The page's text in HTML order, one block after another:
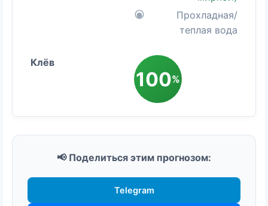
Прохладная/
теплая вода
100%
📢 Поделиться этим прогнозом:
Telegram